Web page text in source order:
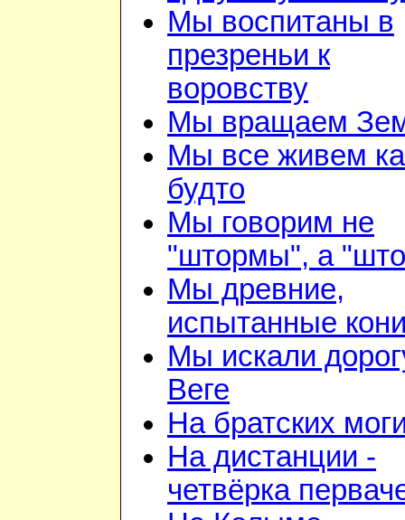
Мы воспитаны в
презреньи к
воровству
Мы вращаем
Мы все живем
будто
Мы говорим не
"штормы", а
Мы древние,
испытанные
Мы искали
Веге
На братских
На дистанции -
четвёрка